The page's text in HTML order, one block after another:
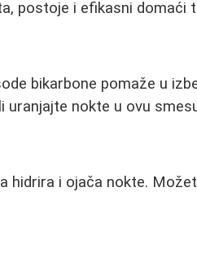
postoje i efikasni domaći
bikarbone pomaže u
nokte u ovu
hidrira i ojača nokte.